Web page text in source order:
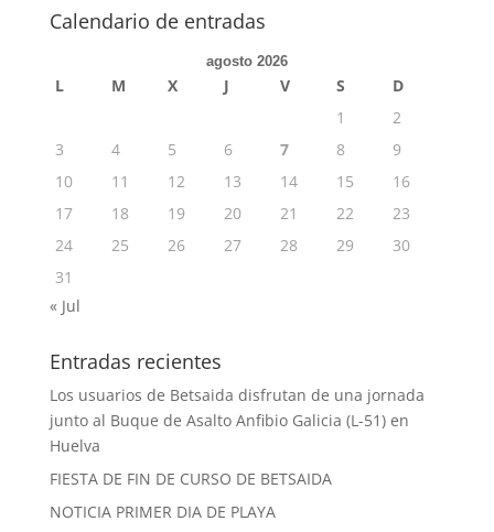
Calendario de entradas
agosto 2026
L M X J V S
D
1
2
3
4 5 6 7 8
9
10
11 12 13 14 15
16
17
18 19 20 21 22
23
24
25 26 27 28 29
30
31
« Jul
Entradas recientes
Los usuarios de Betsaida disfrutan de una jornada
junto al Buque de Asalto Anfibio Galicia (L-51) en
Huelva
FIESTA DE FIN DE CURSO DE BETSAIDA
NOTICIA PRIMER DIA DE PLAYA